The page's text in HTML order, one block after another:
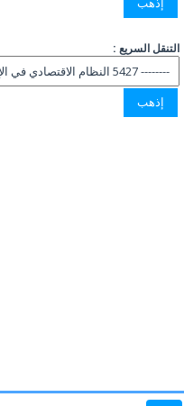
التنقل السريع :